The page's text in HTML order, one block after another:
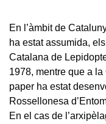
En l’àmbit de
ha estat assumida,
Catalana de
1978, mentre que a
paper ha estat
Rossellonesa
En el cas de